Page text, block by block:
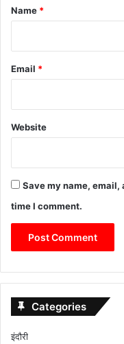
*
Name *
Email *
Website
Save my name,
time I comment.
Categories
इंदौरी